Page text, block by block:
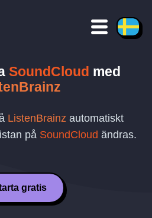
SoundCloud med
ListenBrainz automatiskt
på SoundCloud ändras.
gratis